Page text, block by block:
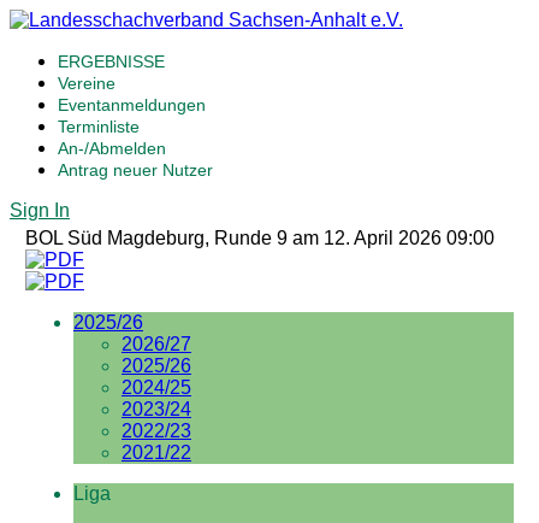
ERGEBNISSE
Vereine
Eventanmeldungen
Terminliste
An-/Abmelden
Antrag neuer Nutzer
Sign In
BOL Süd Magdeburg, Runde 9 am 12. April 2026 09:00
2025/26
2026/27
2025/26
2024/25
2023/24
2022/23
2021/22
Liga